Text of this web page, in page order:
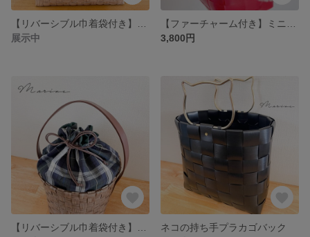
展示中
3,800円
ネコの持ち手プラカゴバック